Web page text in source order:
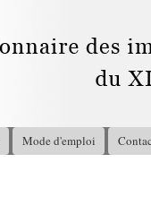
Mode d'emploi